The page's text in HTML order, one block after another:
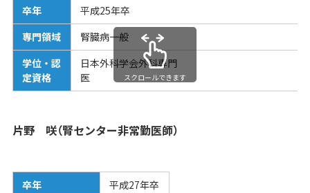
卒年
平成25年卒
専門領域
腎臓病一般
学位・認
定資格
日本外科学会外科専門
スクロールできます
片野 咲（腎センター非常勤医師）
卒年
平成27年卒